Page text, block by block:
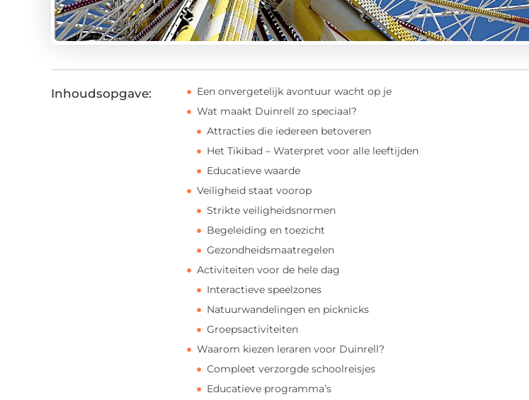
Inhoudsopgave:
Een onvergetelijk avontuur wacht op je
Wat maakt Duinrell zo speciaal?
Attracties die iedereen betoveren
Het Tikibad – Waterpret voor alle leeftijden
Educatieve waarde
Veiligheid staat voorop
Strikte veiligheidsnormen
Begeleiding en toezicht
Gezondheidsmaatregelen
Activiteiten voor de hele dag
Interactieve speelzones
Natuurwandelingen en picknicks
Groepsactiviteiten
Waarom kiezen leraren voor Duinrell?
Compleet verzorgde schoolreisjes
Educatieve programma’s